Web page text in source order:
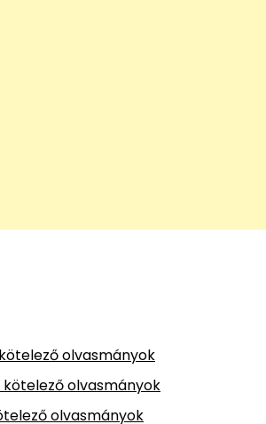
olvasmányok
olvasmányok
olvasmányok